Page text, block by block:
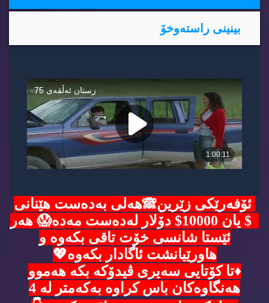
بینینی راسته‌وخۆ
ئۆفەرێکی زێرین🙈هەلی بەدەست هێنانی
5$ یان 10000$ دۆلار لەدەست مەدە😱 هەر
ئێستا شانسی خۆت تاقی بکەوە و
هاورێیانشت ئاگادار بکەوە💖
♦️تا کۆتایی سەیری ڤیدۆکە بکە هەموو
هەنگاوەکان باس کراوە بەکەمتر لە 4